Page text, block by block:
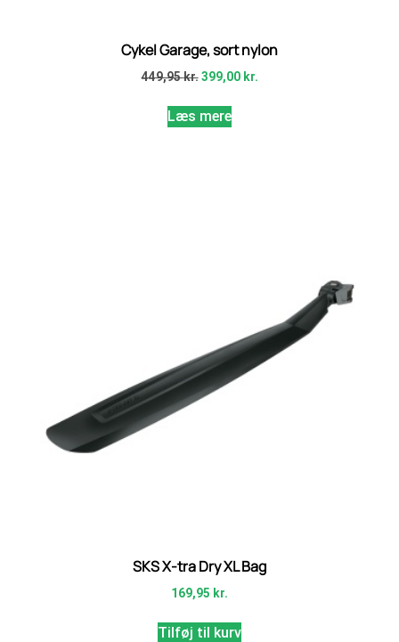
Cykel Garage, sort nylon
449,95kr. 399,00 kr.
Læs mere
SKS X-tra Dry XL Bag
169,95 kr.
Tilføj til kurv